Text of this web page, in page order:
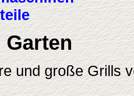
Garten
und große Grills